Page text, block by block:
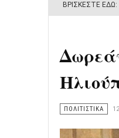
ΒΡΊΣΚΕΣΤΕ ΕΔΏ:
ΠΟΛΙΤΙΣΤΙΚΑ